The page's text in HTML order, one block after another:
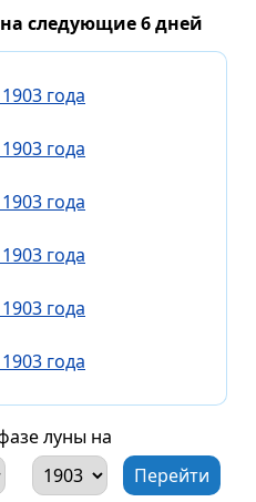
следующие 6 дней
года
года
года
года
года
года
луны на